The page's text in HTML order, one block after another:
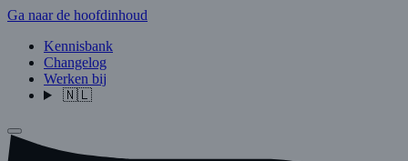
Ga naar de hoofdinhoud
Kennisbank
Changelog
Werken bij
🇳🇱